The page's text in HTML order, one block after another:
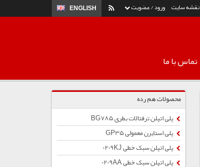
ورود / عضویت ENGLISH نقشه سایت
تماس با ما
محصولات هم رده
پلی اتیلن ترفتالات بطری BG785
پلی استایرن معمولی GP35
پلی اتیلن سبک خطی 0209KJ
پلی اتیلن سبک خطی 0209AA